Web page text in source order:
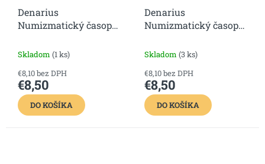
Denarius
Numizmatický časopis
Skladom (1 ks)
€8,10 bez DPH
€8,50
DO KOŠÍKA
Denarius
Numizmatický časopis
Skladom (3 ks)
€8,10 bez DPH
€8,50
DO KOŠÍKA